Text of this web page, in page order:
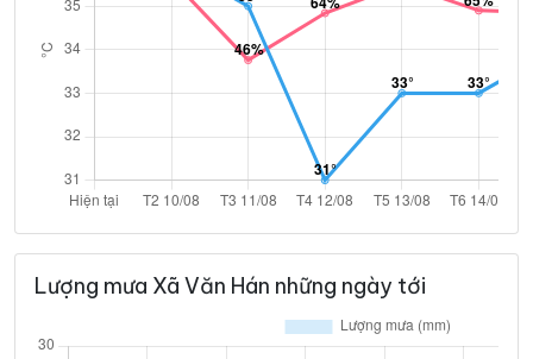
Lượng mưa Xã Văn Hán những ngày tới